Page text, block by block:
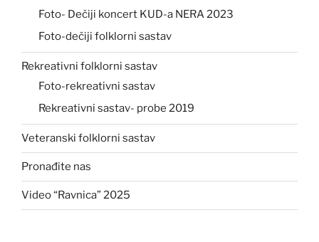
Foto- Dečiji koncert KUD-a NERA 2023
Foto-dečiji folklorni sastav
Rekreativni folklorni sastav
Foto-rekreativni sastav
Rekreativni sastav- probe 2019
Veteranski folklorni sastav
Pronađite nas
Video “Ravnica” 2025